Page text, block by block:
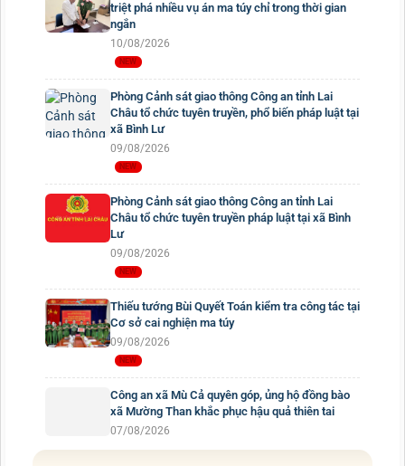
triệt phá nhiều vụ án ma túy chỉ trong thời gian
ngắn
10/08/2026
Phòng Cảnh sát giao thông Công an tỉnh Lai
Châu tổ chức tuyên truyền, phổ biến pháp luật tại
xã Bình Lư
09/08/2026
Phòng Cảnh sát giao thông Công an tỉnh Lai
Châu tổ chức tuyên truyền pháp luật tại xã Bình
Lư
09/08/2026
Thiếu tướng Bùi Quyết Toán kiểm tra công tác tại
Cơ sở cai nghiện ma túy
09/08/2026
Công an xã Mù Cả quyên góp, ủng hộ đồng bào
xã Mường Than khắc phục hậu quả thiên tai
07/08/2026